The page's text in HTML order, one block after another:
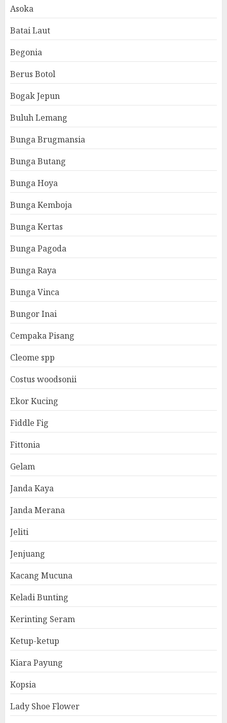
Asoka
Batai Laut
Begonia
Berus Botol
Bogak Jepun
Buluh Lemang
Bunga Brugmansia
Bunga Butang
Bunga Hoya
Bunga Kemboja
Bunga Kertas
Bunga Pagoda
Bunga Raya
Bunga Vinca
Bungor Inai
Cempaka Pisang
Cleome spp
Costus woodsonii
Ekor Kucing
Fiddle Fig
Fittonia
Gelam
Janda Kaya
Janda Merana
Jeliti
Jenjuang
Kacang Mucuna
Keladi Bunting
Kerinting Seram
Ketup-ketup
Kiara Payung
Kopsia
Lady Shoe Flower